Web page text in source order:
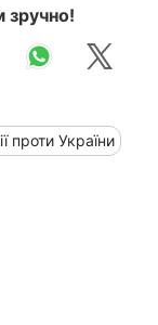
зручно!
проти України